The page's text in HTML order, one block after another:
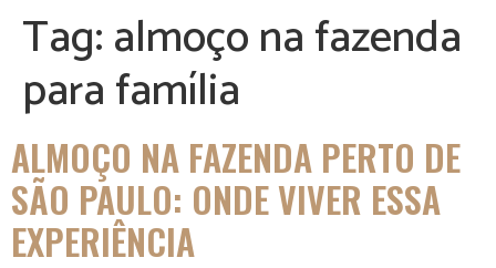
BLOG CONTATO
Tag:almoço na fazenda
para família
ALMOÇO NA FAZENDA PERTO DE
SÃO PAULO: ONDE VIVER ESSA
EXPERIÊNCIA